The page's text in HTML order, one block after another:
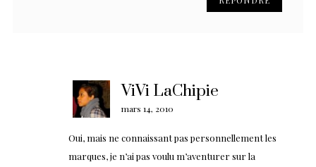
ViVi LaChipie
mars 14, 2010
Oui, mais ne connaissant pas personnellement les
marques, je n’ai pas voulu m’aventurer sur la